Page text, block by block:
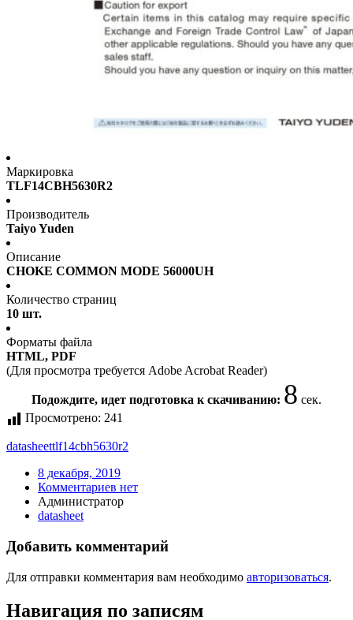
Маркировка
TLF14CBH5630R2
Производитель
Taiyo Yuden
Описание
CHOKE COMMON MODE 56000UH
Количество страниц
10 шт.
Форматы файла
HTML, PDF
(Для просмотра требуется Adobe Acrobat Reader)
Подождите, идет подготовка к скачиванию: 8 сек.
Просмотрено: 241
datasheettlf14cbh5630r2
8 декабря, 2019
Комментариев нет
Администратор
datasheet
Добавить комментарий
Для отправки комментария вам необходимо авторизоваться.
Навигация по записям